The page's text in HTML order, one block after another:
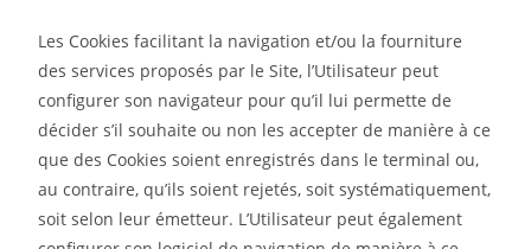
Les Cookies facilitant la navigation et/ou la fourniture
des services proposés par le Site, l’Utilisateur peut
configurer son navigateur pour qu’il lui permette de
décider s’il souhaite ou non les accepter de manière à ce
que des Cookies soient enregistrés dans le terminal ou,
au contraire, qu’ils soient rejetés, soit systématiquement,
soit selon leur émetteur. L’Utilisateur peut également